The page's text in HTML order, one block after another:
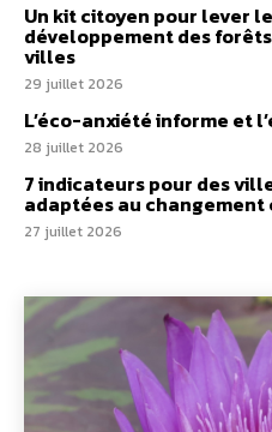
Un kit citoyen pour lever
développement des
villes
29 juillet 2026
L’éco-anxiété informe et
28 juillet 2026
7 indicateurs pour des
adaptées au
27 juillet 2026